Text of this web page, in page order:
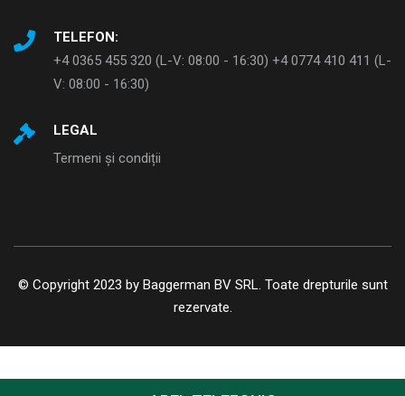
TELEFON:
+4 0365 455 320 (L-V: 08:00 - 16:30) +4 0774 410 411 (L-
V: 08:00 - 16:30)
LEGAL
Termeni și condiții
© Copyright 2023 by Baggerman BV SRL. Toate drepturile sunt
rezervate.